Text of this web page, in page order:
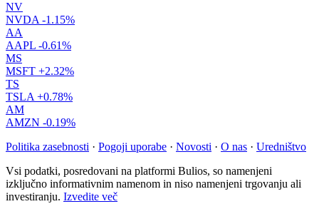
NV
NVDA -1.15%
AA
AAPL -0.61%
MS
MSFT +2.32%
TS
TSLA +0.78%
AM
AMZN -0.19%
Politika zasebnosti · Pogoji uporabe · Novosti · O nas · Uredništvo
Vsi podatki, posredovani na platformi Bulios, so namenjeni
izključno informativnim namenom in niso namenjeni trgovanju ali
investiranju. Izvedite več